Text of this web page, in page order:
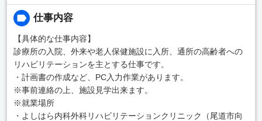
仕事内容
【具体的な仕事内容】
診療所の入院、外来や老人保健施設に入所、通所の高齢者への
リハビリテーションを主とする仕事です。
・計画書の作成など、PC入力作業があります。
※事前連絡の上、施設見学出来ます。
※就業場所
・よしはら内科外科リハビリテーションクリニック（尾道市向